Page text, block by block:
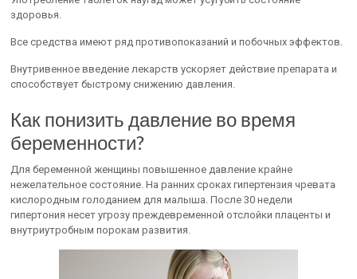
здоровья.
Все средства имеют ряд противопоказаний и побочных эффектов.
Внутривенное введение лекарств ускоряет действие препарата и
способствует быстрому снижению давления.
Как понизить давление во время
беременности?
Для беременной женщины повышенное давление крайне
нежелательное состояние. На ранних сроках гипертензия чревата
кислородным голоданием для малыша. После 30 недели
гипертония несет угрозу преждевременной отслойки плаценты и
внутриутробным порокам развития.